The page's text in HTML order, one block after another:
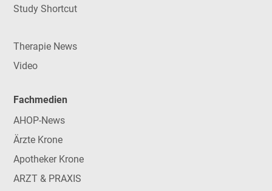
Study Shortcut
Therapie News
Video
Fachmedien
AHOP-News
Ärzte Krone
Apotheker Krone
ARZT & PRAXIS